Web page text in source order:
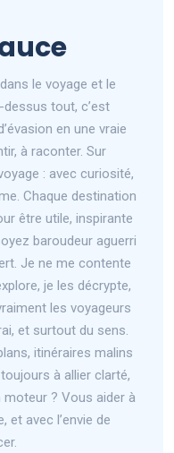
le voyage et le
dessus tout, c’est
en une vraie
à raconter. Sur
: avec curiosité,
Chaque destination
être utile, inspirante
baroudeur aguerri
Je ne me contente
je les décrypte,
les voyageurs
et surtout du sens.
itinéraires malins
à allier clarté,
? Vous aider à
et avec l’envie de